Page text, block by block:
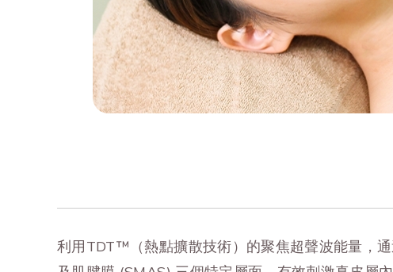
利用TDT™（熱點擴散技術）的聚焦超聲波能量，